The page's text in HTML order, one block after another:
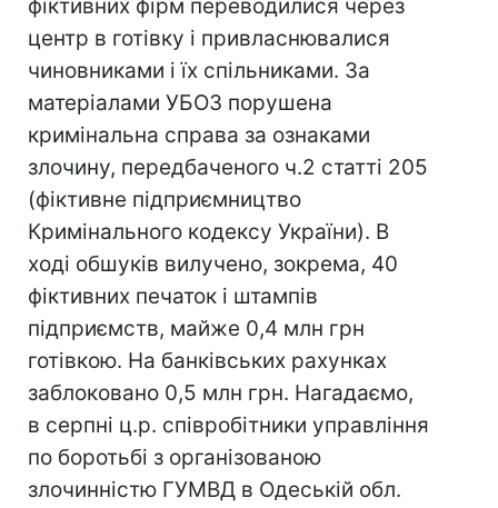
фіктивних фірм переводилися через
центр в готівку і привласнювалися
чиновниками і їх спільниками. За
матеріалами УБОЗ порушена
кримінальна справа за ознаками
злочину, передбаченого ч.2 статті 205
(фіктивне підприємництво
Кримінального кодексу України). В
ході обшуків вилучено, зокрема, 40
фіктивних печаток і штампів
підприємств, майже 0,4 млн грн
готівкою. На банківських рахунках
заблоковано 0,5 млн грн. Нагадаємо,
в серпні ц.р. співробітники управління
по боротьбі з організованою
злочинністю ГУМВД в Одеській обл.